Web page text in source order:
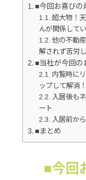
■今回お喜びの
超大物！
んが関係してい
他の不動
解されず苦労し
■当社が今回の
内覧時に
ップして解消！
入居後も
ート
入居前か
■まとめ
■今回